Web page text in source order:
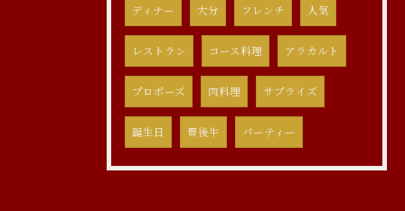
ディナー 大分 フレンチ 人気
レストラン コース料理 アラカルト
プロポーズ 肉料理 サプライズ
誕生日 豊後牛 パーティー